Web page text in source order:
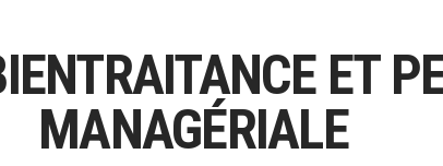
ET
MANAGÉRIALE